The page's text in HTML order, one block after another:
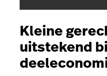
Kleine
uitstekend